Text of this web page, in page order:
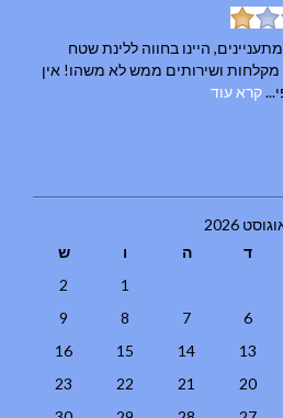
היינו בחווה ללינת שטח
מקלחות ושירותים ממש לא משהו! אין
קרא עוד
2026
ד ה ו
ש
1
2
6
7
8
9
13
14
15
16
20
21
22
23